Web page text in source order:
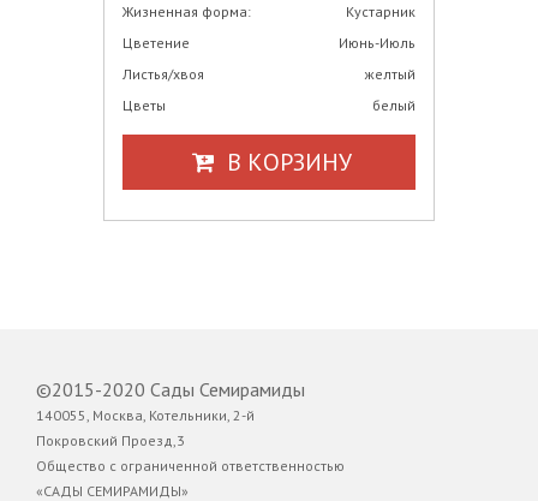
Жизненная форма:
Кустарник
Цветение
Июнь-Июль
Листья/хвоя
желтый
Цветы
белый
В КОРЗИНУ
©2015-2020 Сады Семирамиды
140055, Москва, Котельники, 2-й
Покровский Проезд,3
Общество с ограниченной ответственностью
«САДЫ СЕМИРАМИДЫ»